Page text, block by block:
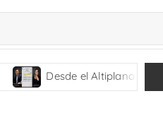
Desde el Altiplano